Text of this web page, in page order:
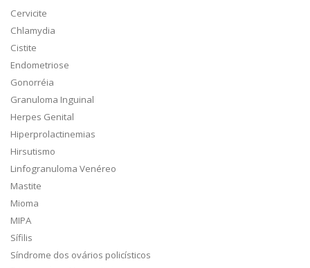
Cervicite
Chlamydia
Cistite
Endometriose
Gonorréia
Granuloma Inguinal
Herpes Genital
Hiperprolactinemias
Hirsutismo
Linfogranuloma Venéreo
Mastite
Mioma
MIPA
Sífilis
Síndrome dos ovários policísticos